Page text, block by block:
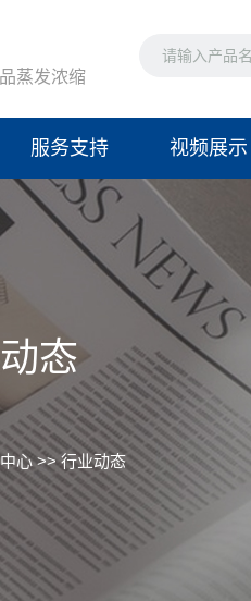
蒸发浓缩
服务支持 视频展示
态
心>>行业动态